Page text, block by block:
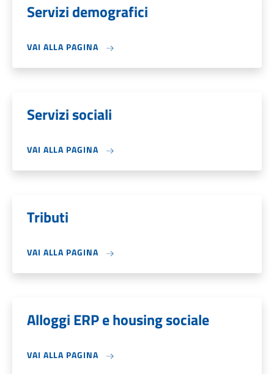
Servizi demografici
VAI ALLA PAGINA
Servizi sociali
VAI ALLA PAGINA
Tributi
VAI ALLA PAGINA
Alloggi ERP e housing sociale
VAI ALLA PAGINA